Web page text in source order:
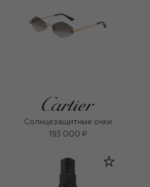
Солнцезащитные очки
193 000 ₽